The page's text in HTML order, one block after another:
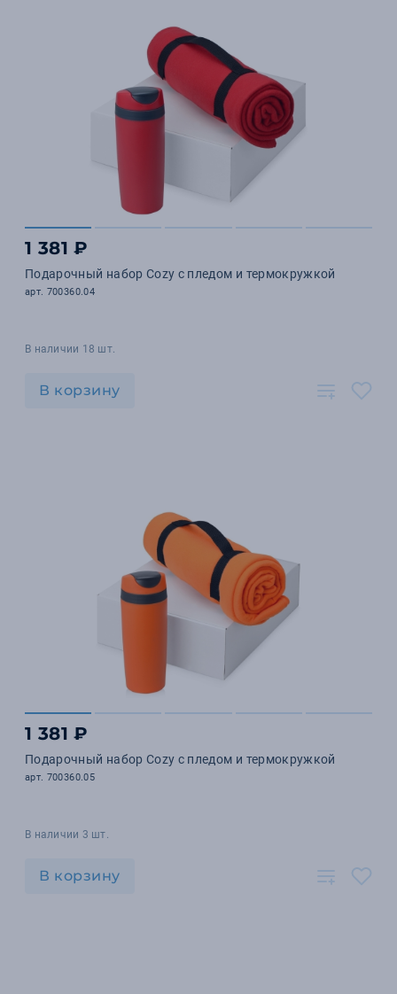
1 381 ₽
Подарочный набор Cozy с пледом и термокружкой
арт. 700360.04
В наличии 18 шт.
В корзину
1 381 ₽
Подарочный набор Cozy с пледом и термокружкой
арт. 700360.05
В наличии 3 шт.
В корзину